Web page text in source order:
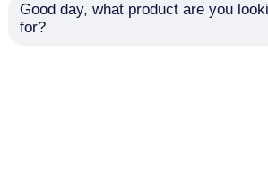
인용문을 요구하세요
교류 전력 분배 개폐기
Good day, what product are you
for?